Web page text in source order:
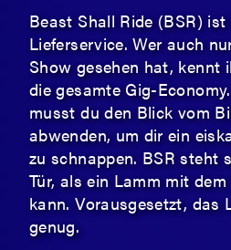
Beast Shall Ride (BSR)
Lieferservice. Wer auch
Show gesehen hat, kennt
die gesamte Gig-
musst du den Blick vom
abwenden, um dir ein
zu schnappen. BSR steht
Tür, als ein Lamm mit
kann. Vorausgesetzt, das
genug.